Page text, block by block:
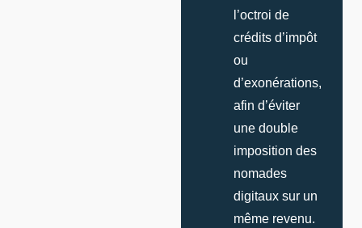
l’octroi de
crédits d’impôt
ou
d’exonérations,
afin d’éviter
une double
imposition des
nomades
digitaux sur un
même revenu.